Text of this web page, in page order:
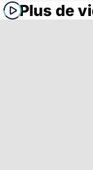
Plus de